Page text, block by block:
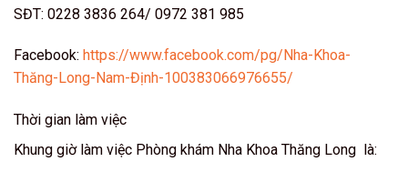
SĐT: 0228 3836 264/ 0972 381 985
Facebook: https://www.facebook.com/pg/Nha-Khoa-
Thăng-Long-Nam-Định-100383066976655/
Thời gian làm việc
Khung giờ làm việc Phòng khám Nha Khoa Thăng Long là: